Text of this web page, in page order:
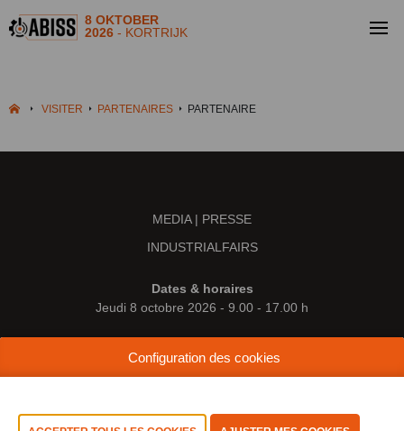
8 OKTOBER
2026- KORTRIJK
VISITER PARTENAIRES PARTENAIRE
MEDIA | PRESSE
INDUSTRIALFAIRS
Dates & horaires
Jeudi 8 octobre 2026 - 9.00 - 17.00 h
Kortrijk Xpo
Configuration des cookies